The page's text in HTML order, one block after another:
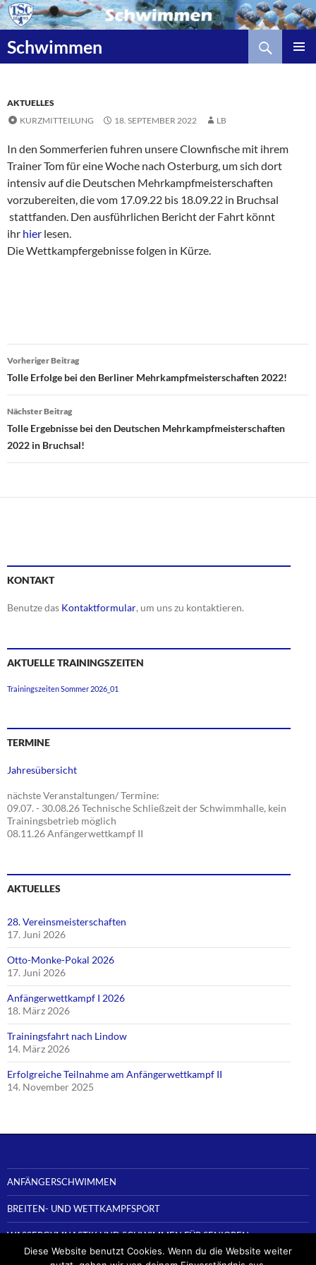
Zum
Inhalt
springen
Schwimmen
Suchen
AKTUELLES
KURZMITTEILUNG
18. SEPTEMBER 2022 LB
In den Sommerferien fuhren unsere Clownfische mit ihrem
Trainer Tom für eine Woche nach Osterburg, um sich dort
intensiv auf die Deutschen Mehrkampfmeisterschaften
vorzubereiten, die vom 17.09.22 bis 18.09.22 in Bruchsal
stattfanden. Den ausführlichen Bericht der Fahrt könnt
ihr hier lesen.
Die Wettkampfergebnisse folgen in Kürze.
Beitragsnavigation
Vorheriger Beitrag
Tolle Erfolge bei den Berliner Mehrkampfmeisterschaften 2022!
Nächster Beitrag
Tolle Ergebnisse bei den Deutschen Mehrkampfmeisterschaften
2022 in Bruchsal!
KONTAKT
Benutze das Kontaktformular, um uns zu kontaktieren.
AKTUELLE TRAININGSZEITEN
Trainingszeiten Sommer 2026_01
TERMINE
Jahresübersicht
nächste Veranstaltungen/ Termine:
09.07. - 30.08.26 Technische Schließzeit der Schwimmhalle, kein
Trainingsbetrieb möglich
08.11.26 Anfängerwettkampf II
AKTUELLES
28. Vereinsmeisterschaften
17. Juni 2026
Otto-Monke-Pokal 2026
17. Juni 2026
Anfängerwettkampf I 2026
18. März 2026
Trainingsfahrt nach Lindow
14. März 2026
Erfolgreiche Teilnahme am Anfängerwettkampf II
14. November 2025
ANFÄNGERSCHWIMMEN
BREITEN- UND WETTKAMPFSPORT
WASSERGYMNASTIK UND SCHWIMMEN FÜR SENIOREN
Diese Website benutzt Cookies. Wenn du die Website weiter